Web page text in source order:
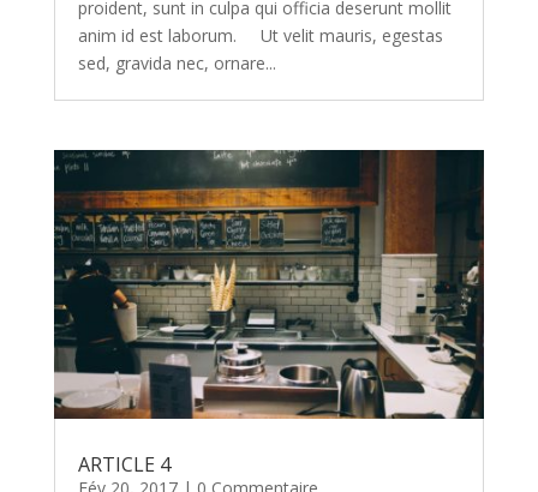
proident, sunt in culpa qui officia deserunt mollit
anim id est laborum. Ut velit mauris, egestas
sed, gravida nec, ornare...
ARTICLE 4